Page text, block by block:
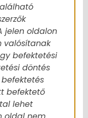
jelen oldalon
valósítanak
befektetési
döntés
befektető
lehet